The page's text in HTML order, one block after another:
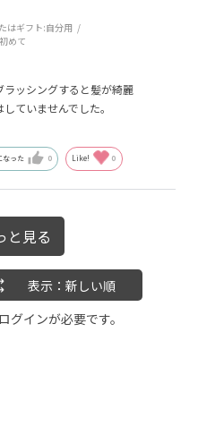
はギフト:自分用
初めて
ッシングすると髪が綺麗
ていませんでした。
なった 0 Like! 0
と見る
表示：新しい順
グインが必要です。